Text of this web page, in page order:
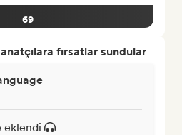
69
fırsatlar sundular
eklendi